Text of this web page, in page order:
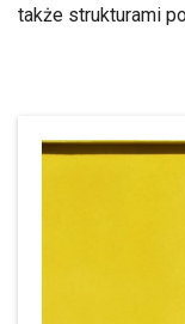
także strukturami